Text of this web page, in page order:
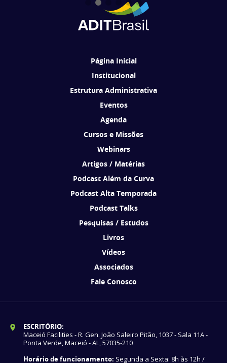
Página Inicial
Institucional
Estrutura Administrativa
Eventos
Agenda
Cursos e Missões
Webinars
Artigos / Matérias
Podcast Além da Curva
Podcast Alta Temporada
Podcast Talks
Pesquisas / Estudos
Livros
Vídeos
Associados
Fale Conosco
ESCRITÓRIO:
Maceió Facilities - R. Gen. João Saleiro Pitão, 1037 - Sala 11A -
Ponta Verde, Maceió - AL, 57035-210
Horário de funcionamento: Segunda a Sexta: 8h às 12h /